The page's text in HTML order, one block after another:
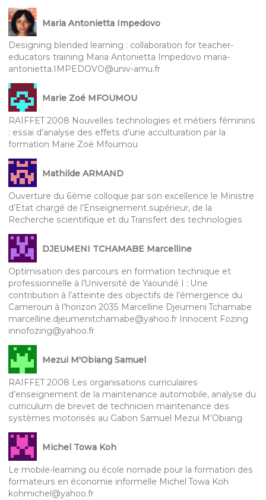
Maria Antonietta Impedovo
Designing blended learning : collaboration for teacher-
educators training Maria Antonietta Impedovo maria-
antonietta.IMPEDOVO@univ-amu.fr
Marie Zoé MFOUMOU
RAIFFET 2008 Nouvelles technologies et métiers féminins
: essai d’analyse des effets d’une acculturation par la
formation Marie Zoë Mfoumou
Mathilde ARMAND
Ouverture du 6ème colloque par son excellence le Ministre
d’Etat chargé de l’Enseignement supérieur, de la
Recherche scientifique et du Transfert des technologies
DJEUMENI TCHAMABE Marcelline
Optimisation des parcours en formation technique et
professionnelle à l’Université de Yaoundé I : Une
contribution à l’atteinte des objectifs de l’émergence du
Cameroun à l’horizon 2035 Marcelline Djeumeni Tchamabe
marcelline.djeumenitchamabe@yahoo.fr Innocent Fozing
innofozing@yahoo.fr
Mezui M'Obiang Samuel
RAIFFET 2008 Les organisations curriculaires
d’enseignement de la maintenance automobile, analyse du
curriculum de brevet de technicien maintenance des
systèmes motorisés au Gabon Samuel Mezui M’Obiang
Michel Towa Koh
Le mobile-learning ou école nomade pour la formation des
formateurs en économie informelle Michel Towa Koh
kohmichel@yahoo.fr